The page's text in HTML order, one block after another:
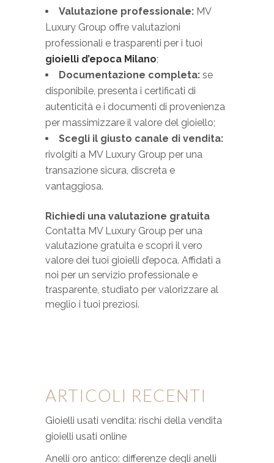
Valutazione professionale: MV
Luxury Group offre valutazioni
professionali e trasparenti per i tuoi
gioielli d’epoca Milano;
Documentazione completa: se
disponibile, presenta i certificati di
autenticità e i documenti di provenienza
per massimizzare il valore del gioiello;
Scegli il giusto canale di vendita:
rivolgiti a MV Luxury Group per una
transazione sicura, discreta e
vantaggiosa.
Richiedi una valutazione gratuita
Contatta MV Luxury Group per una
valutazione gratuita e scopri il vero
valore dei tuoi gioielli d’epoca. Affidati a
noi per un servizio professionale e
trasparente, studiato per valorizzare al
meglio i tuoi preziosi.
ARTICOLI RECENTI
Gioielli usati vendita: rischi della vendita
gioielli usati online
Anelli oro antico: differenze degli anelli